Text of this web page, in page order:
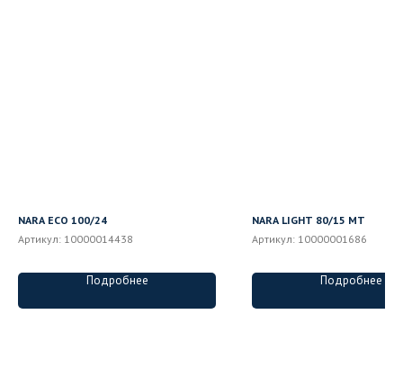
NARA ECO 100/24
Артикул: 10000014438
Подробнее
NARA LIGHT 80/15 MT
Артикул: 10000001686
Подробнее